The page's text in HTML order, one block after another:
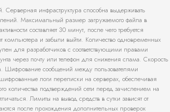
инфраструктура способна выдерживать
Максимальный размер загружаемого файла в
составляет 30 минут, после чего требуется
компьютера и забыли выйти. Количество одновременных
для разработчиков с соответствующими правами
через почту или телефон для снижения спама. Скорость
Шифрование сообщений между пользователями
логи переписки на серверах, обеспечивая
количества подтверждений сети перед зачислением на
Лимиты на вывод средств в сутки зависят от
после прохождения дополнительных проверок